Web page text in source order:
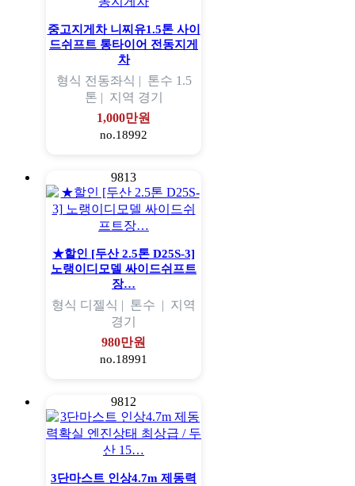
중고지게차 니찌유1.5톤 사이
드쉬프트 통타이어 전동지게
차
형식 전동좌식 | 톤수 1.5
톤 | 지역 경기
1,000만원
no.18992
9813
★할인 [두산 2.5톤 D25S-3]
노랭이디모델 싸이드쉬프트
장…
형식 디젤식 | 톤수 | 지역
경기
980만원
no.18991
9812
3단마스트 인상4.7m 제동력